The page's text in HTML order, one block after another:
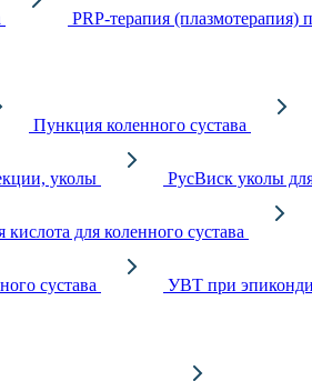
PRP-терапия (плазмотерапия)
Пункция коленного сустава
уколы РусВиск уколы
кислота для коленного сустава
сустава УВТ при